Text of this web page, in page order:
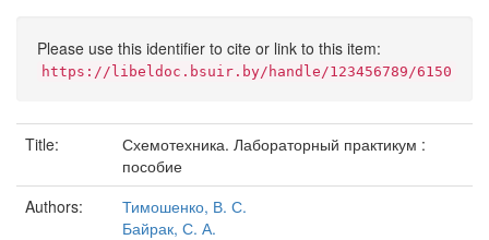
Please use this identifier to cite or link to this item:
https://libeldoc.bsuir.by/handle/123456789/6150
Title:
Схемотехника. Лабораторный практикум :
пособие
Authors:
Тимошенко, В. С.
Байрак, С. А.